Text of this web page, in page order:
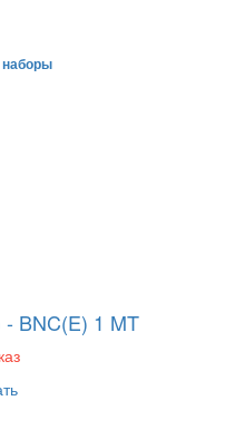
наборы
BNC(E) 1 MT